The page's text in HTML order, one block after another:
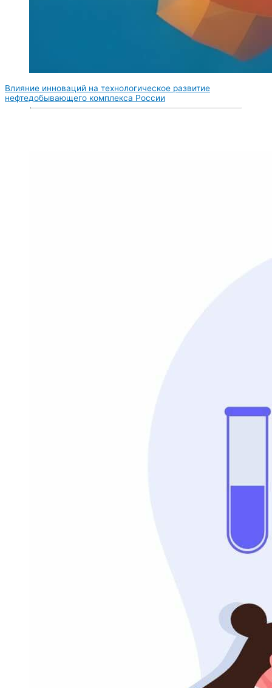
Влияние инноваций на технологическое развитие
нефтедобывающего комплекса России